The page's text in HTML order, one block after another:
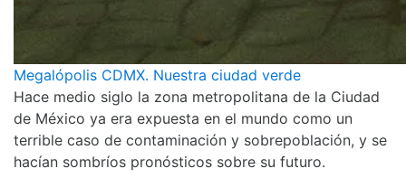
Megalópolis CDMX. Nuestra ciudad verde
Hace medio siglo la zona metropolitana de la Ciudad
de México ya era expuesta en el mundo como un
terrible caso de contaminación y sobrepoblación, y se
hacían sombríos pronósticos sobre su futuro.